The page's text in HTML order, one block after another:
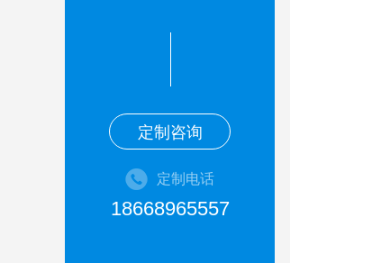
定制咨询
定制电话
18668965557